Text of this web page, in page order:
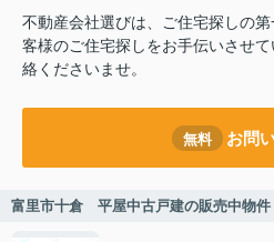
不動産会社選びは、ご住宅探しの
客様のご住宅探しをお手伝いさせ
絡くださいませ。
無料 お問
富里市十倉 平屋中古戸建の販売中物件